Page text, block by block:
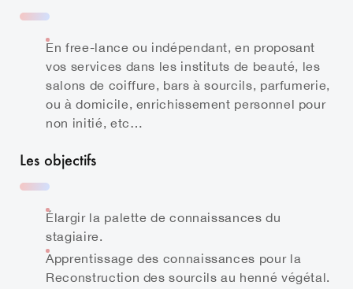
En free-lance ou indépendant, en proposant
vos services dans les instituts de beauté, les
salons de coiffure, bars à sourcils, parfumerie,
ou à domicile, enrichissement personnel pour
non initié, etc…
Les objectifs
Élargir la palette de connaissances du
stagiaire.
Apprentissage des connaissances pour la
Reconstruction des sourcils au henné végétal.